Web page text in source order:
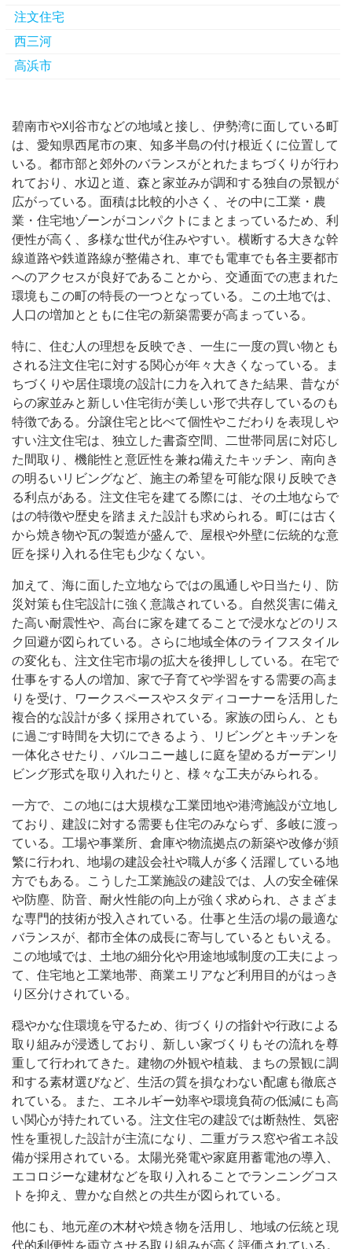
注文住宅
西三河
高浜市
碧南市や刈谷市などの地域と接し、伊勢湾に面している町
は、愛知県西尾市の東、知多半島の付け根近くに位置して
いる。 都市部と郊外のバランスがとれたまちづくりが行わ
れており、水辺と道、森と家並みが調和する独自の景観が
広がっている。面積は比較的小さく、その中に工業・農
業・住宅地ゾーンがコンパクトにまとまっているため、利
便性が高く、多様な世代が住みやすい。横断する大きな幹
線道路や鉄道路線が整備され、車でも電車でも各主要都市
へのアクセスが良好であることから、交通面での恵まれた
環境もこの町の特長の一つとなっている。この土地では、
人口の増加とともに住宅の新築需要が高まっている。
特に、住む人の理想を反映でき、一生に一度の買い物とも
される注文住宅に対する関心が年々大きくなっている。ま
ちづくりや居住環境の設計に力を入れてきた結果、昔なが
らの家並みと新しい住宅街が美しい形で共存しているのも
特徴である。分譲住宅と比べて個性やこだわりを表現しや
すい注文住宅は、独立した書斎空間、二世帯同居に対応し
た間取り、機能性と意匠性を兼ね備えたキッチン、南向き
の明るいリビングなど、施主の希望を可能な限り反映でき
る利点がある。注文住宅を建てる際には、その土地ならで
はの特徴や歴史を踏まえた設計も求められる。町には古く
から焼き物や瓦の製造が盛んで、屋根や外壁に伝統的な意
匠を採り入れる住宅も少なくない。
加えて、海に面した立地ならではの風通しや日当たり、防
災対策も住宅設計に強く意識されている。自然災害に備え
た高い耐震性や、高台に家を建てることで浸水などのリス
ク回避が図られている。さらに地域全体のライフスタイル
の変化も、注文住宅市場の拡大を後押ししている。在宅で
仕事をする人の増加、家で子育てや学習をする需要の高ま
りを受け、ワークスペースやスタディコーナーを活用した
複合的な設計が多く採用されている。家族の団らん、とも
に過ごす時間を大切にできるよう、リビングとキッチンを
一体化させたり、バルコニー越しに庭を望めるガーデンリ
ビング形式を取り入れたりと、様々な工夫がみられる。
一方で、この地には大規模な工業団地や港湾施設が立地し
ており、建設に対する需要も住宅のみならず、多岐に渡っ
ている。工場や事業所、倉庫や物流拠点の新築や改修が頻
繁に行われ、地場の建設会社や職人が多く活躍している地
方でもある。こうした工業施設の建設では、人の安全確保
や防塵、防音、耐火性能の向上が強く求められ、さまざま
な専門的技術が投入されている。仕事と生活の場の最適な
バランスが、都市全体の成長に寄与しているともいえる。
この地域では、土地の細分化や用途地域制度の工夫によっ
て、住宅地と工業地帯、商業エリアなど利用目的がはっき
り区分けされている。
穏やかな住環境を守るため、街づくりの指針や行政による
取り組みが浸透しており、新しい家づくりもその流れを尊
重して行われてきた。建物の外観や植栽、まちの景観に調
和する素材選びなど、生活の質を損なわない配慮も徹底さ
れている。また、エネルギー効率や環境負荷の低減にも高
い関心が持たれている。注文住宅の建設では断熱性、気密
性を重視した設計が主流になり、二重ガラス窓や省エネ設
備が採用されている。太陽光発電や家庭用蓄電池の導入、
エコロジーな建材などを取り入れることでランニングコス
トを抑え、豊かな自然との共生が図られている。
他にも、地元産の木材や焼き物を活用し、地域の伝統と現
代的利便性を両立させる取り組みが高く評価されている。